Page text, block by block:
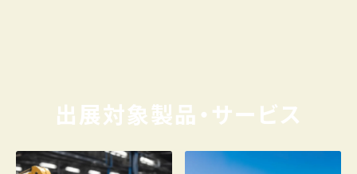
出展対象製品・サービス